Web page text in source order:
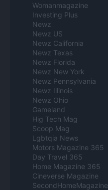
Womanmagazine
Investing Plus
Newz
Newz US
Newz California
Newz Texas
Newz Florida
Newz New York
Newz Pennsylvania
Newz Illinois
Newz Ohio
Gameland
Hig Tech Mag
Scoop Mag
Lgbtqia News
Motors Magazine 365
Day Travel 365
Home Magazine 365
Cineverse Magazine
SecondHomeMagazine